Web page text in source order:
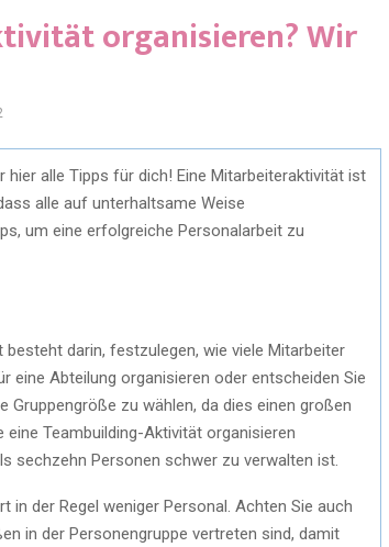
organisieren? Wir
hier alle Tipps für dich! Eine Mitarbeiteraktivität ist
alle auf unterhaltsame Weise
um eine erfolgreiche Personalarbeit zu
darin, festzulegen, wie viele Mitarbeiter
eine Abteilung organisieren oder entscheiden Sie
zu wählen, da dies einen großen
Teambuilding-Aktivität organisieren
sechzehn Personen schwer zu verwalten ist.
der Regel weniger Personal. Achten Sie auch
in der Personengruppe vertreten sind, damit